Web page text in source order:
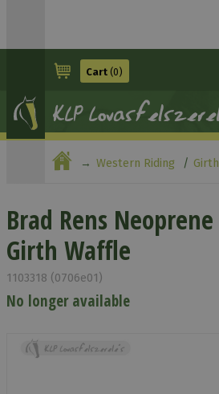
Cart (0)
Western Riding Girth
Brad Rens Neoprene
Girth Waffle
1103318 (0706e01)
No longer available